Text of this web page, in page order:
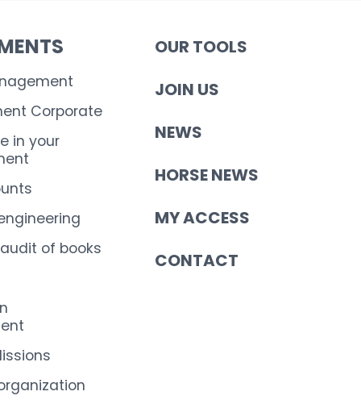
Corporate
in your
of books
OUR TOOLS
JOIN US
NEWS
HORSE NEWS
MY ACCESS
CONTACT